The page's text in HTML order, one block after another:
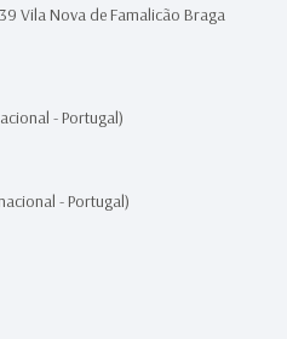
Vila Nova de Famalicão Braga
- Portugal)
- Portugal)